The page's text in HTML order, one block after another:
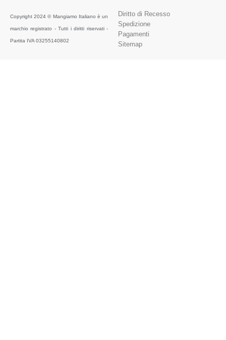
Copyright 2024 © Mangiamo Italiano è un
marchio registrato - Tutti i diritti riservati -
Partita IVA 03255140802
Diritto di Recesso
Spedizione
Pagamenti
Sitemap